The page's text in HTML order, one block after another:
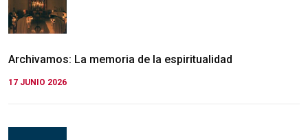
Archivamos: La memoria de la espiritualidad
17 JUNIO 2026